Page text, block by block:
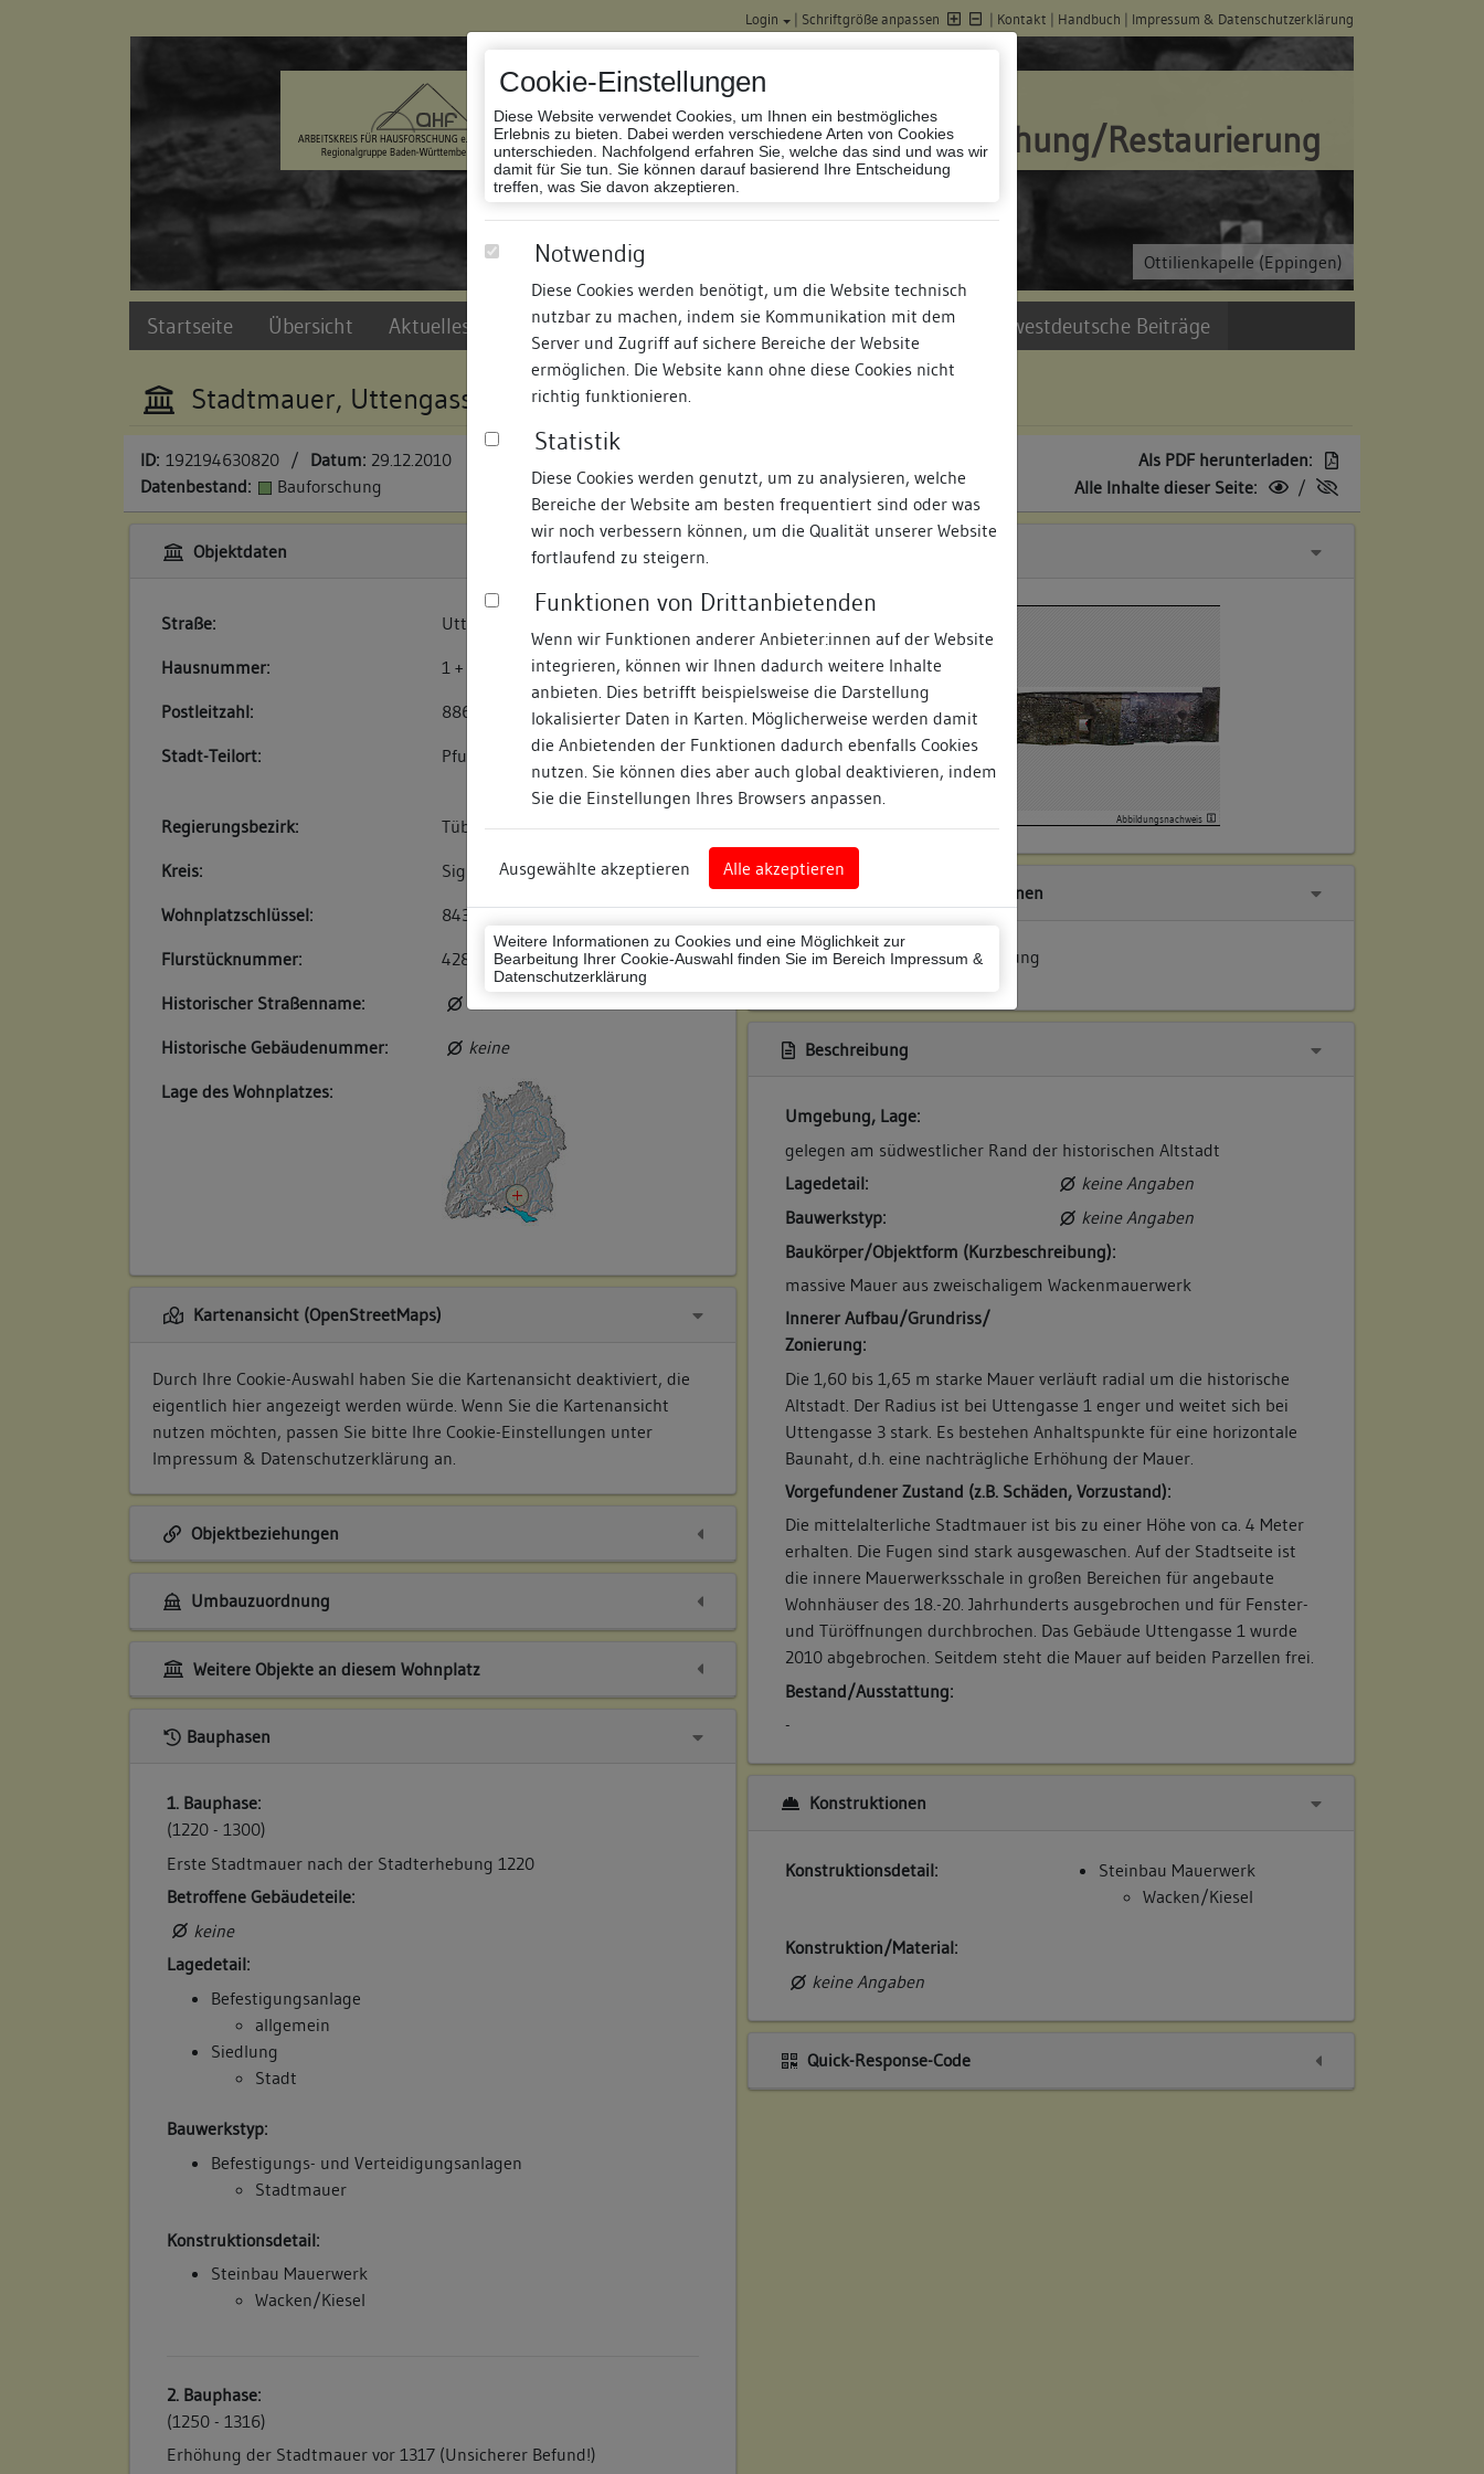
Cookie-Einstellungen
Diese Website verwendet Cookies, um Ihnen ein bestmögliches
Erlebnis zu bieten. Dabei werden verschiedene Arten von Cookies
unterschieden. Nachfolgend erfahren Sie, welche das sind und was wir
damit für Sie tun. Sie können darauf basierend Ihre Entscheidung
treffen, was Sie davon akzeptieren.
Notwendig
Diese Cookies werden benötigt, um die Website technisch
nutzbar zu machen, indem sie Kommunikation mit dem
Server und Zugriff auf sichere Bereiche der Website
ermöglichen. Die Website kann ohne diese Cookies nicht
richtig funktionieren.
Statistik
Diese Cookies werden genutzt, um zu analysieren, welche
Bereiche der Website am besten frequentiert sind oder was
wir noch verbessern können, um die Qualität unserer Website
fortlaufend zu steigern.
Funktionen von Drittanbietenden
Wenn wir Funktionen anderer Anbieter:innen auf der Website
integrieren, können wir Ihnen dadurch weitere Inhalte
anbieten. Dies betrifft beispielsweise die Darstellung
lokalisierter Daten in Karten. Möglicherweise werden damit
die Anbietenden der Funktionen dadurch ebenfalls Cookies
nutzen. Sie können dies aber auch global deaktivieren, indem
Sie die Einstellungen Ihres Browsers anpassen.
Ausgewählte akzeptieren Alle akzeptieren
Weitere Informationen zu Cookies und eine Möglichkeit zur
Bearbeitung Ihrer Cookie-Auswahl finden Sie im Bereich Impressum &
Datenschutzerklärung
Login | Schriftgröße anpassen | Kontakt | Handbuch | Impressum & Datenschutzerklärung
Ottilienkapelle (Eppingen)
Datenbank Bauforschung/Restaurierung
Startseite Übersicht Aktuelles und Termine Suche Freie Bauforscher:innen Südwestdeutsche Beiträge
Stadtmauer, Uttengasse 1 + 3
ID: 192194630820 / Datum: 29.12.2010
Datenbestand:
Bauforschung
Als PDF herunterladen:
Alle Inhalte dieser Seite:
/
Objektdaten
Straße:
Uttengasse
Hausnummer:
1 + 3
Postleitzahl:
88630
Stadt-Teilort:
Pfullendorf
Regierungsbezirk:
Tübingen
Kreis:
Sigmaringen (Landkreis)
Wohnplatzschlüssel:
8437088024
Flurstücknummer:
428 und 429
Historischer Straßenname:
keiner
Historische Gebäudenummer:
keine
Lage des Wohnplatzes:
Kartenansicht (OpenStreetMaps)
Durch Ihre Cookie-Auswahl haben Sie die Kartenansicht deaktiviert, die
eigentlich hier angezeigt werden würde. Wenn Sie die Kartenansicht
nutzen möchten, passen Sie bitte Ihre Cookie-Einstellungen unter
Impressum & Datenschutzerklärung an.
Objektbeziehungen
Umbauzuordnung
Weitere Objekte an diesem Wohnplatz
Bauphasen
1. Bauphase:
(1220 - 1300)
Erste Stadtmauer nach der Stadterhebung 1220
Betroffene Gebäudeteile:
keine
Lagedetail:
Befestigungsanlage
allgemein
Siedlung
Stadt
Bauwerkstyp:
Befestigungs- und Verteidigungsanlagen
Stadtmauer
Konstruktionsdetail:
Steinbau Mauerwerk
Wacken/Kiesel
2. Bauphase:
(1250 - 1316)
Erhöhung der Stadtmauer vor 1317 (Unsicherer Befund!)
Abbildungsnachweis
Zugeordnete Dokumentationen
Bauhistorische Untersuchung
Beschreibung
Umgebung, Lage:
gelegen am südwestlicher Rand der historischen Altstadt
Lagedetail:
keine Angaben
Bauwerkstyp:
keine Angaben
Baukörper/Objektform (Kurzbeschreibung):
massive Mauer aus zweischaligem Wackenmauerwerk
Innerer Aufbau/Grundriss/
Zonierung:
Die 1,60 bis 1,65 m starke Mauer verläuft radial um die historische
Altstadt. Der Radius ist bei Uttengasse 1 enger und weitet sich bei
Uttengasse 3 stark. Es bestehen Anhaltspunkte für eine horizontale
Baunaht, d.h. eine nachträgliche Erhöhung der Mauer.
Vorgefundener Zustand (z.B. Schäden, Vorzustand):
Die mittelalterliche Stadtmauer ist bis zu einer Höhe von ca. 4 Meter
erhalten. Die Fugen sind stark ausgewaschen. Auf der Stadtseite ist
die innere Mauerwerksschale in großen Bereichen für angebaute
Wohnhäuser des 18.-20. Jahrhunderts ausgebrochen und für Fenster-
und Türöffnungen durchbrochen. Das Gebäude Uttengasse 1 wurde
2010 abgebrochen. Seitdem steht die Mauer auf beiden Parzellen frei.
Bestand/Ausstattung:
-
Konstruktionen
Konstruktionsdetail:
Steinbau Mauerwerk
Wacken/Kiesel
Konstruktion/Material:
keine Angaben
Quick-Response-Code